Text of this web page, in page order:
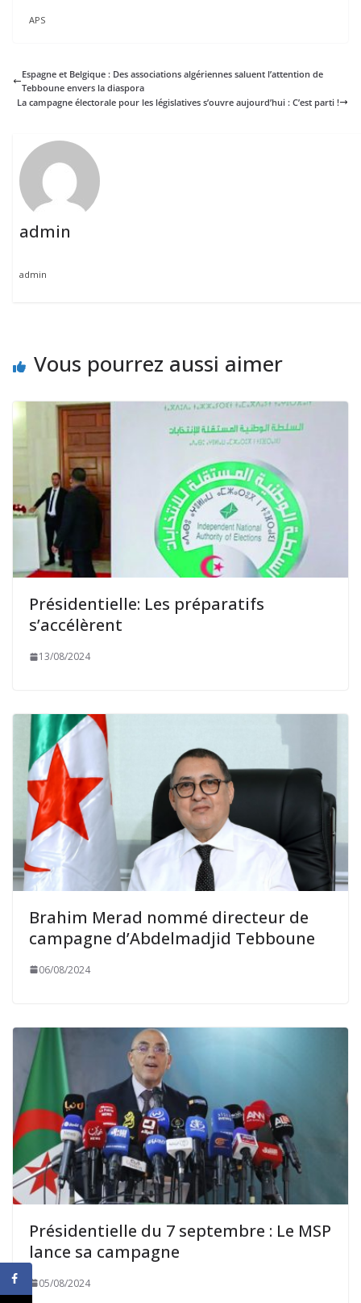
APS
Espagne et Belgique : Des associations algériennes saluent l’attention de
Tebboune envers la diaspora
La campagne électorale pour les législatives s’ouvre aujourd’hui : C’est parti !
admin
admin
Vous pourrez aussi aimer
Présidentielle: Les préparatifs
s’accélèrent
13/08/2024
Brahim Merad nommé directeur de
campagne d’Abdelmadjid Tebboune
06/08/2024
Présidentielle du 7 septembre : Le MSP
lance sa campagne
05/08/2024